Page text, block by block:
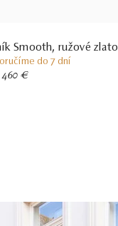
Smooth, ružové zlato
do 7 dní
460 €